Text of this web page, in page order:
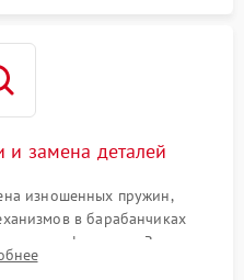
и замена деталей
изношенных пружин,
в барабанчиках
в трансфокаторе. Замена
сетки или восстановление